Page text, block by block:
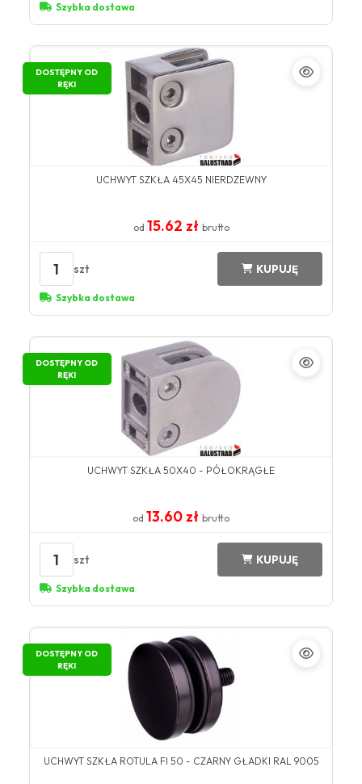
Szybka dostawa
DOSTĘPNY OD
RĘKI
UCHWYT SZKŁA 45X45 NIERDZEWNY
od 15.62 zł brutto
1 szt KUPUJĘ
Szybka dostawa
DOSTĘPNY OD
RĘKI
UCHWYT SZKŁA 50X40 - PÓŁOKRĄGŁE
od 13.60 zł brutto
1 szt KUPUJĘ
Szybka dostawa
DOSTĘPNY OD
RĘKI
UCHWYT SZKŁA ROTULA FI 50 - CZARNY GŁADKI RAL 9005